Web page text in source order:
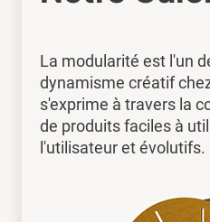
La modularité est l'un
dynamisme créatif
s'exprime à travers la
de produits faciles à
l'utilisateur et évolutifs.